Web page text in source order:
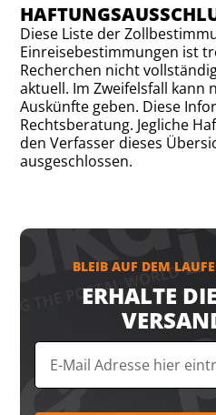
Diese Liste der
Einreisebestimmungen ist
Recherchen nicht
aktuell. Im Zweifelsfall kann
Auskünfte geben. Diese
Rechtsberatung. Jegliche
den Verfasser dieses
ausgeschlossen.
BLEIB AUF DEM
ERHALTE